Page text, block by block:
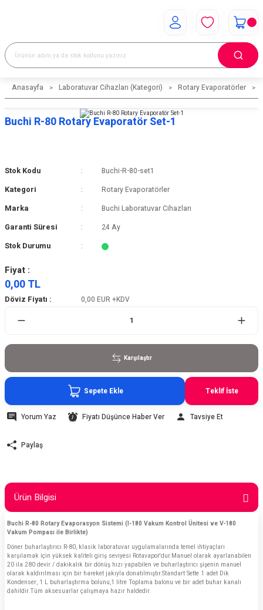
Anasayfa Laboratuvar Cihazları (Kategori) Rotary Evaporatörler
Buchi R-80 Rotary Evaporatör Set-1
Stok Kodu Buchi-R-80-set1
Kategori Rotary Evaporatörler
Marka Buchi Laboratuvar Cihazları
Garanti Süresi 24 Ay
Stok Durumu
Fiyat :
0,00 TL
Döviz Fiyatı : 0,00 EUR +KDV
Karşılaştır
Sepete Ekle Teklif İste
Yorum Yaz Fiyatı Düşünce Haber Ver Tavsiye Et
Paylaş
Ürün Bilgisi
Buchi R-80 Rotary Evaporasyon Sistemi (I-180 Vakum Kontrol Ünitesi ve V-180
Vakum Pompası ile Birlikte)
Döner buharlaştırıcı R-80, klasik laboratuvar uygulamalarında temel ihtiyaçları
karşılamak için yüksek kaliteli giriş seviyesi Rotavapor'dur.Manuel olarak ayarlanabilen
20 ila 280 devir / dakikalık bir dönüş hızı yapabilen ve buharlaştırıcı şişenin manuel
olarak kaldırılması için bir hareket jakıyla donatılmıştır.Standart Sette 1 adet Dik
Kondenser, 1 L buharlaştırma bolunu,1 litre Toplama balonu ve bir adet buhar kanalı
dahildir.Tüm aksesuarlar çalışmaya hazır haldedir.